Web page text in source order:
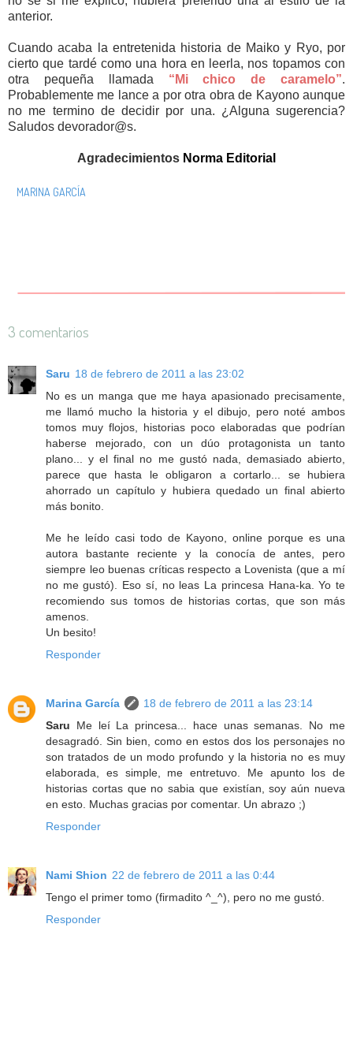
anterior.
Cuando acaba la entretenida historia de Maiko y Ryo, por
cierto que tardé como una hora en leerla, nos topamos con
otra pequeña llamada “Mi chico de caramelo”.
Probablemente me lance a por otra obra de Kayono aunque
no me termino de decidir por una. ¿Alguna sugerencia?
Saludos devorador@s.
Agradecimientos Norma Editorial
MARINA GARCÍA
3 comentarios
Saru 18 de febrero de 2011 a las 23:02
No es un manga que me haya apasionado precisamente,
me llamó mucho la historia y el dibujo, pero noté ambos
tomos muy flojos, historias poco elaboradas que podrían
haberse mejorado, con un dúo protagonista un tanto
plano... y el final no me gustó nada, demasiado abierto,
parece que hasta le obligaron a cortarlo... se hubiera
ahorrado un capítulo y hubiera quedado un final abierto
más bonito.
Me he leído casi todo de Kayono, online porque es una
autora bastante reciente y la conocía de antes, pero
siempre leo buenas críticas respecto a Lovenista (que a mí
no me gustó). Eso sí, no leas La princesa Hana-ka. Yo te
recomiendo sus tomos de historias cortas, que son más
amenos.
Un besito!
Responder
Marina García
18 de febrero de 2011 a las 23:14
Saru Me leí La princesa... hace unas semanas. No me
desagradó. Sin bien, como en estos dos los personajes no
son tratados de un modo profundo y la historia no es muy
elaborada, es simple, me entretuvo. Me apunto los de
historias cortas que no sabia que existían, soy aún nueva
en esto. Muchas gracias por comentar. Un abrazo ;)
Responder
Nami Shion 22 de febrero de 2011 a las 0:44
Tengo el primer tomo (firmadito ^_^), pero no me gustó.
Responder